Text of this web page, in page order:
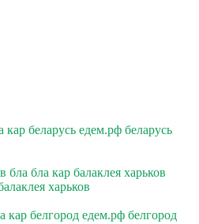
кар беларусь едем.рф беларусь
бла бла кар балаклея харьков
харьков
кар белгород едем.рф белгород